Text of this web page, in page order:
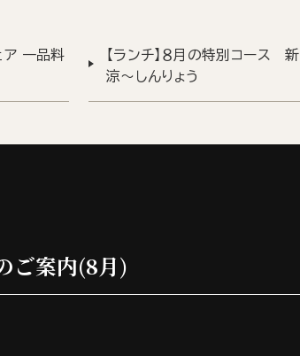
ア 一品料
【ランチ】８月の特別コース 新
涼～しんりょう
ご案内(8月)